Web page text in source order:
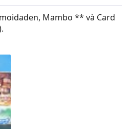
Mambo ** và Card